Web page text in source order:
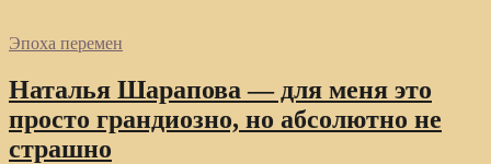
Эпоха перемен
Наталья Шарапова — для меня это
просто грандиозно, но абсолютно не
страшно